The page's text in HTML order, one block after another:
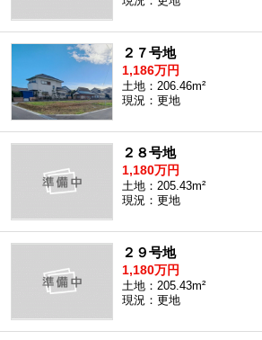
２７号地
1,186万円
土地：206.46m²
現況：更地
２８号地
1,180万円
土地：205.43m²
現況：更地
２９号地
1,180万円
土地：205.43m²
現況：更地